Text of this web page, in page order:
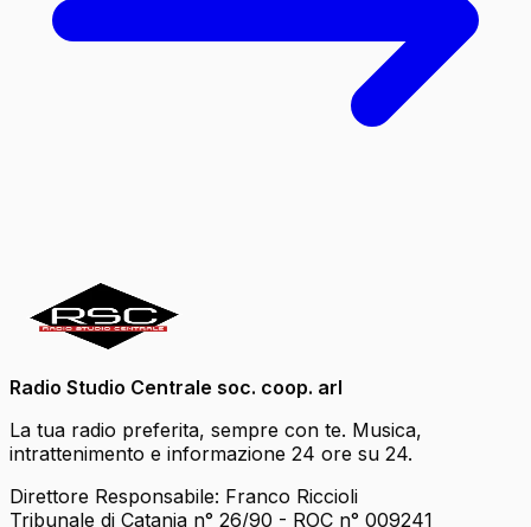
Radio Studio Centrale soc. coop. arl
La tua radio preferita, sempre con te. Musica,
intrattenimento e informazione 24 ore su 24.
Direttore Responsabile: Franco Riccioli
Tribunale di Catania n° 26/90 - ROC n° 009241